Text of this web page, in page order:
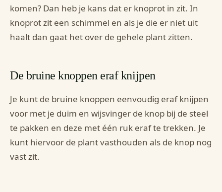
komen? Dan heb je kans dat er knoprot in zit. In
knoprot zit een schimmel en als je die er niet uit
haalt dan gaat het over de gehele plant zitten.
De bruine knoppen eraf knijpen
Je kunt de bruine knoppen eenvoudig eraf knijpen
voor met je duim en wijsvinger de knop bij de steel
te pakken en deze met één ruk eraf te trekken. Je
kunt hiervoor de plant vasthouden als de knop nog
vast zit.